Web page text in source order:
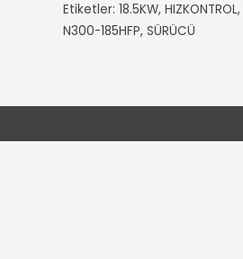
Etiketler: 18.5KW, HIZKONTROL,
N300-185HFP, SÜRÜCÜ